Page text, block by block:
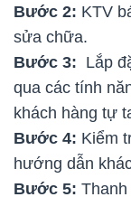
Bước 2: KTV
sửa chữa.
Bước 3: Lắp
qua các tính
khách hàng tự
Bước 4: Kiểm
hướng dẫn
Bước 5: